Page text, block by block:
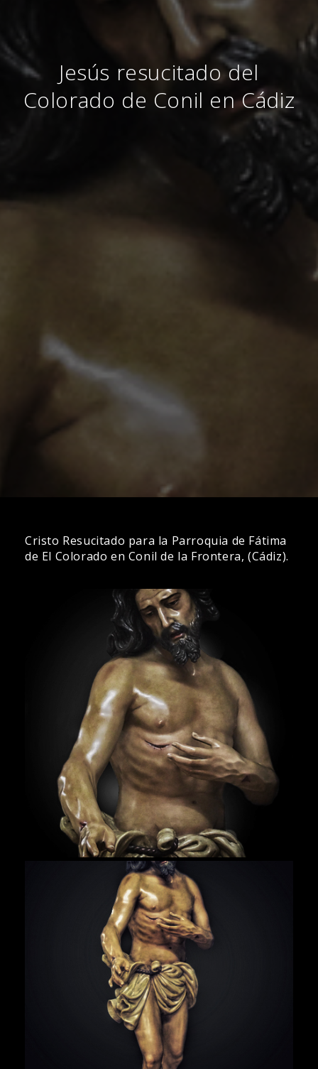
Jesús resucitado del
Colorado de Conil en Cádiz
Cristo Resucitado para la Parroquia de Fátima
de El Colorado en Conil de la Frontera, (Cádiz).